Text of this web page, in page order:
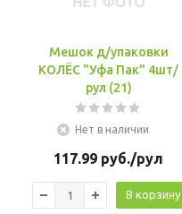
Мешок д/упаковки
КОЛЁС "Уфа Пак" 4шт/
рул (21)
Нет в наличии
117.99 руб./рул
В корзину